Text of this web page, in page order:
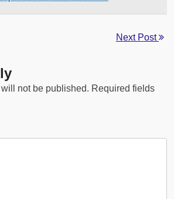
Next Post
not be published. Required fields